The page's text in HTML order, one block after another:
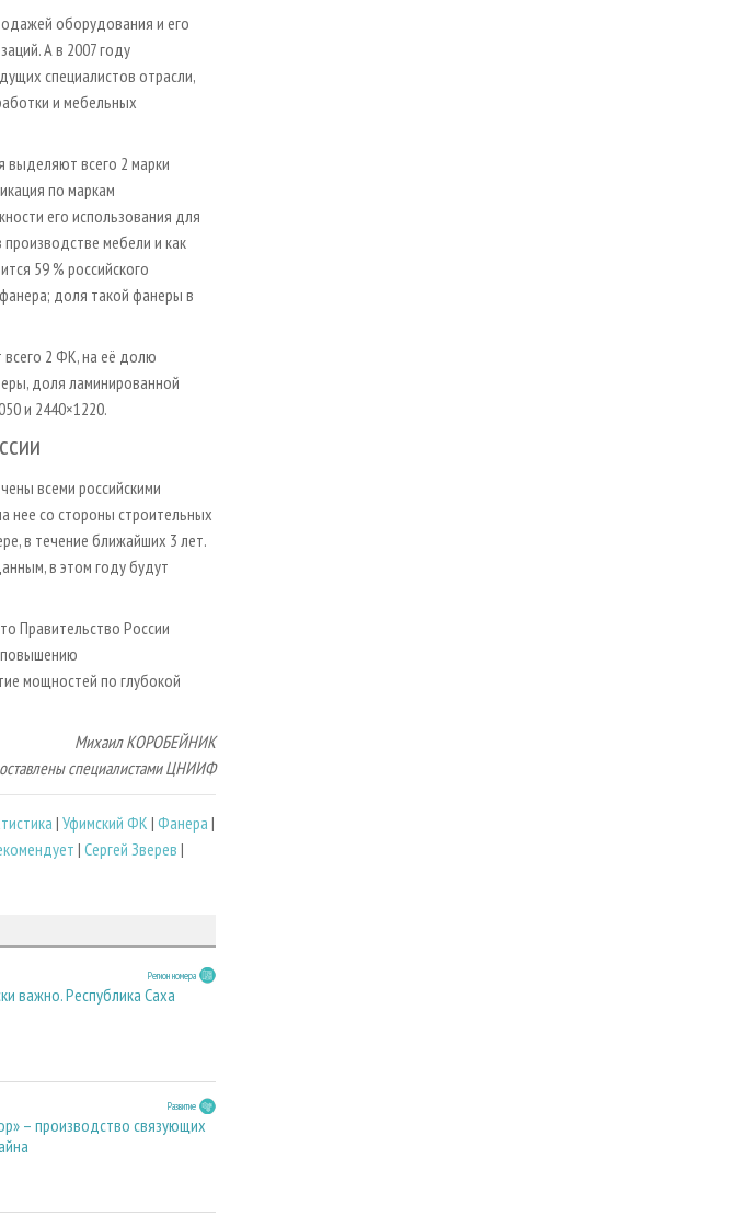
оборудования и его
А в 2007 году
специалистов отрасли,
и мебельных
выделяют всего 2 марки
по маркам
его использования для
мебели и как
59 % российского
доля такой фанеры в
2 ФК, на её долю
доля ламинированной
и 2440×1220.
всеми российскими
нее со стороны строительных
в течение ближайших 3 лет.
в этом году будут
Правительство России
повышению
мощностей по глубокой
Михаил КОРОБЕЙНИК
специалистами ЦНИИФ
| Уфимский ФК | Фанера |
| Сергей Зверев |
Регион номера
важно. Республика Саха
Развитие
– производство связующих